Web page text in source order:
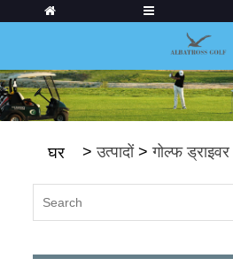
घर > उत्पादों>गोल्फ ड्राइवर